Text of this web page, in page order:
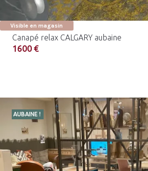
Visible en magasin
Canapé relax CALGARY aubaine
1600 €
AUBAINE !